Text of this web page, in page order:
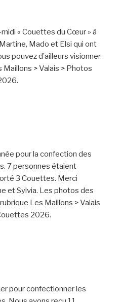
« Couettes du Cœur » à
Mado et Elsi qui ont
pouvez d’ailleurs visionner
> Valais > Photos
pour la confection des
7 personnes étaient
3 Couettes. Merci
et Sylvia. Les photos des
Les Maillons > Valais
2026.
pour confectionner les